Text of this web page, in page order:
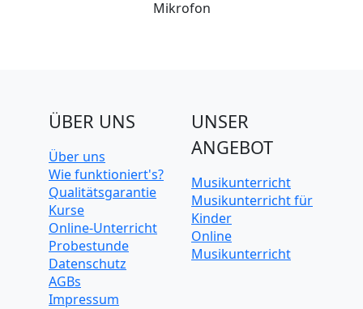
Mikrofon
ÜBER UNS
Über uns
Wie funktioniert's?
Qualitätsgarantie
Kurse
Online-Unterricht
Probestunde
Datenschutz
AGBs
Impressum
UNSER
ANGEBOT
Musikunterricht
Musikunterricht für
Kinder
Online
Musikunterricht